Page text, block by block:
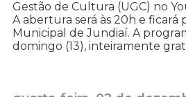
Gestão de Cultura (UGC) no
A abertura será às 20h e ficará
Municipal de Jundiaí. A
domingo (13), inteiramente